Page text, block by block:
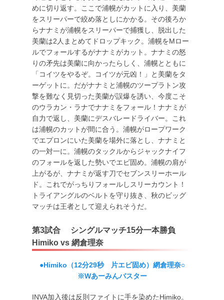
めに切り返す。ここで浦幌がカットに入り、美蘭
をスリーパーで絞め落としにかかる。その後ろか
らナナミが浦幌をスリーパーで捕獲し、脱出した
美蘭は2人まとめてドロップキック。浦幌をMロー
ルでフォールするがナナミがカット。ナナミの怒
りの矛先は美蘭に向かったらしく、浦幌とともに
「コイツをやるぞ。コイツが元凶！」と美蘭をタ
ーゲットに。だがナナミと浦幌のツープラトン攻
撃を難なく見切った美蘭が誤爆を誘い、今度こそ
のウラカン・ラナでナナミをフォール！ナナミが
自力で返し、美蘭にデスバレードライバー。これ
は浦幌のカットが間に合う。浦幌がロープワーク
でエプロンにいた美蘭を場外に落とし、ナナミと
の一対一に。浦幌のタックルからジャックナイフ
のフォールを返した勢いでエビ固め。浦幌の肩が
上がるが、ナナミが返す刀でセブンスリーホール
ド。これでがっちりフォールしスリーカウント！
トライアングルのベルトを守り抜き、秋のビッグ
マッチは王者として迎えられそうだ。
第3試合 シングルマッチ15分一本勝負
Himiko vs 網倉理奈
●Himiko（12分29秒 片エビ固め）網倉理奈○
※Wあーみんバスター
INVA加入後は反則ファイトに手を染めたHimiko。